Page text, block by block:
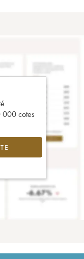
000 cotes